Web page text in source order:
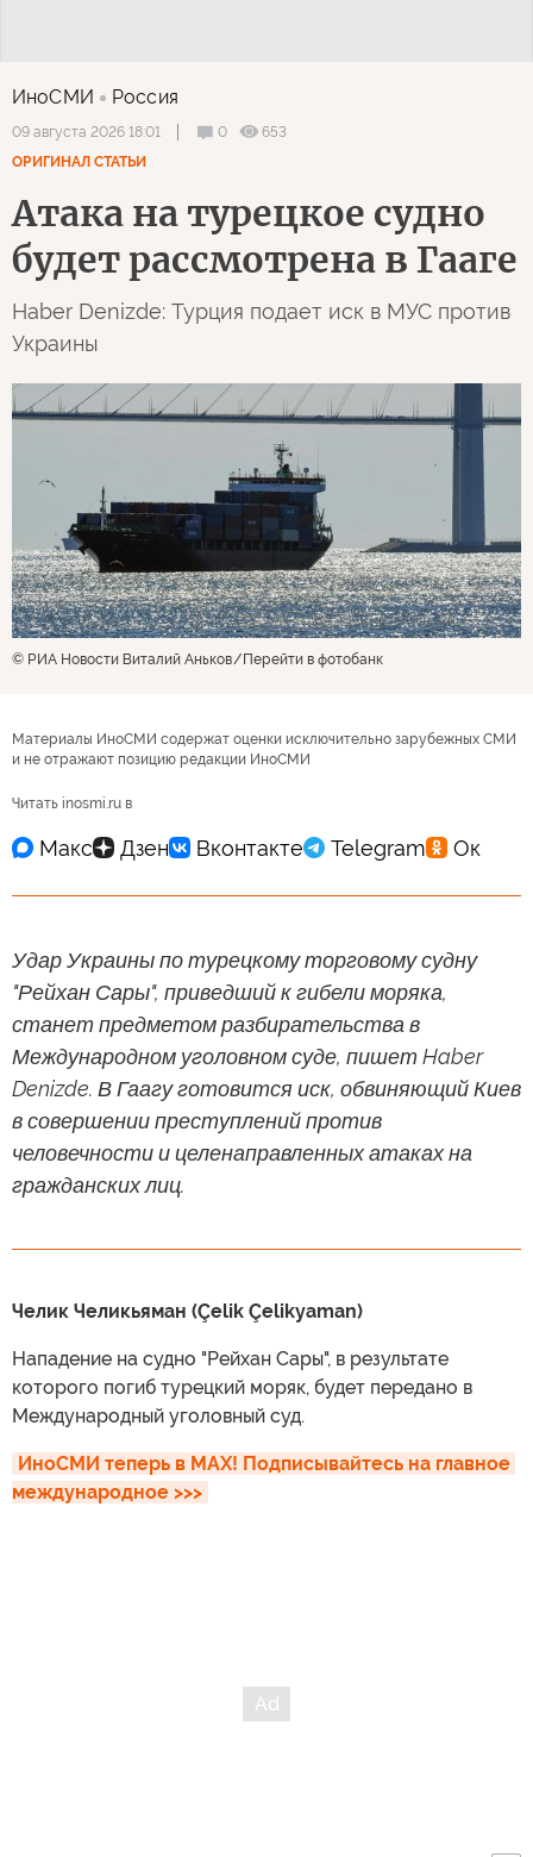
ИноСМИ Россия
09 августа 2026 18:01 0
653
ОРИГИНАЛ СТАТЬИ
Атака на турецкое судно
будет рассмотрена в Гааге
Haber Denizde: Турция подает иск в МУС против
Украины
© РИА Новости Виталий Аньков Перейти в фотобанк
Материалы ИноСМИ содержат оценки исключительно зарубежных СМИ
и не отражают позицию редакции ИноСМИ
Читать inosmi.ru в
Удар Украины по турецкому торговому судну
"Рейхан Сары", приведший к гибели моряка,
станет предметом разбирательства в
Международном уголовном суде, пишет Haber
Denizde. В Гаагу готовится иск, обвиняющий Киев
в совершении преступлений против
человечности и целенаправленных атаках на
гражданских лиц.
Челик Челикьяман (Çelik Çelikyaman)
Нападение на судно "Рейхан Сары", в результате
которого погиб турецкий моряк, будет передано в
Международный уголовный суд.
ИноСМИ теперь в MAX! Подписывайтесь на главное
международное >>>